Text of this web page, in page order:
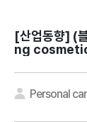
[산업동향]
ng
Personal